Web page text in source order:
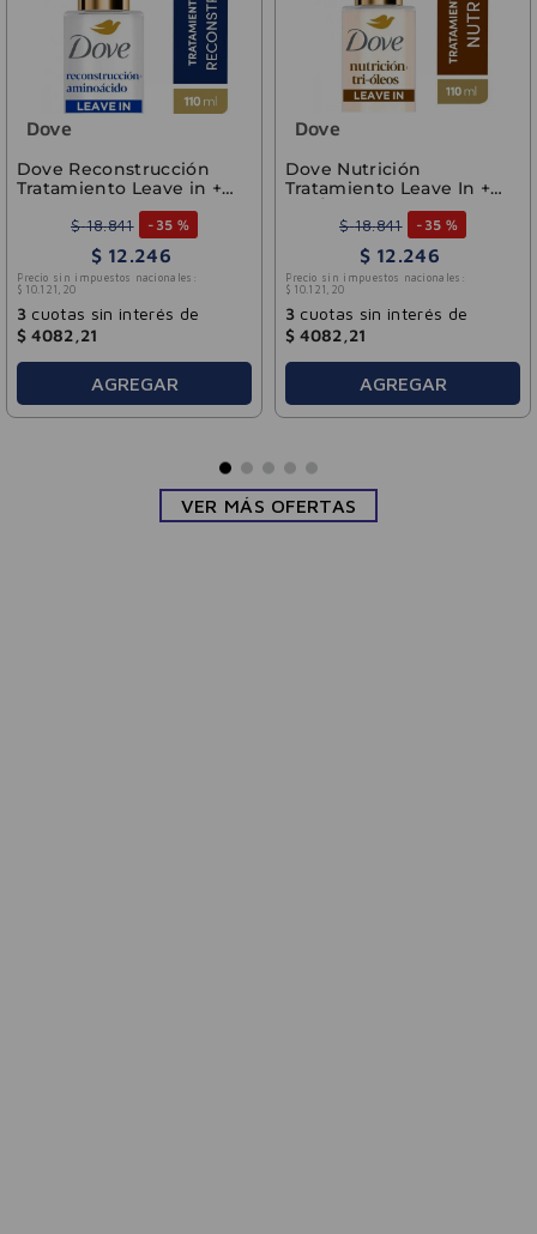
Dove
Dove Reconstrucción
Tratamiento Leave in +
Aminoácidos 110ml
$ 18.841 - 35 %
$ 12.246
Precio sin impuestos nacionales:
$ 10.121 , 20
3 cuotas sin interés de
$ 4082 21
AGREGAR
Dove
Dove Nutrición
Tratamiento Leave In +
Tri-Óleos 110 ml
$ 18.841 - 35 %
$ 12.246
Precio sin impuestos nacionales:
$ 10.121 , 20
3 cuotas sin interés de
$ 4082 21
AGREGAR
VER MÁS OFERTAS